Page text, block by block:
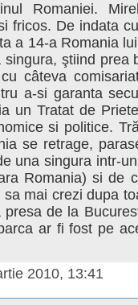
Romaniei.
fricos. De indata
a 14-a Romania
ştiind prea
câteva
a-si garanta
un Tratat de
si politice.
se retrage,
una singura intr-
Romania) si de
mai crezi dupa
de la
ar fi fost pe
2010, 13:41